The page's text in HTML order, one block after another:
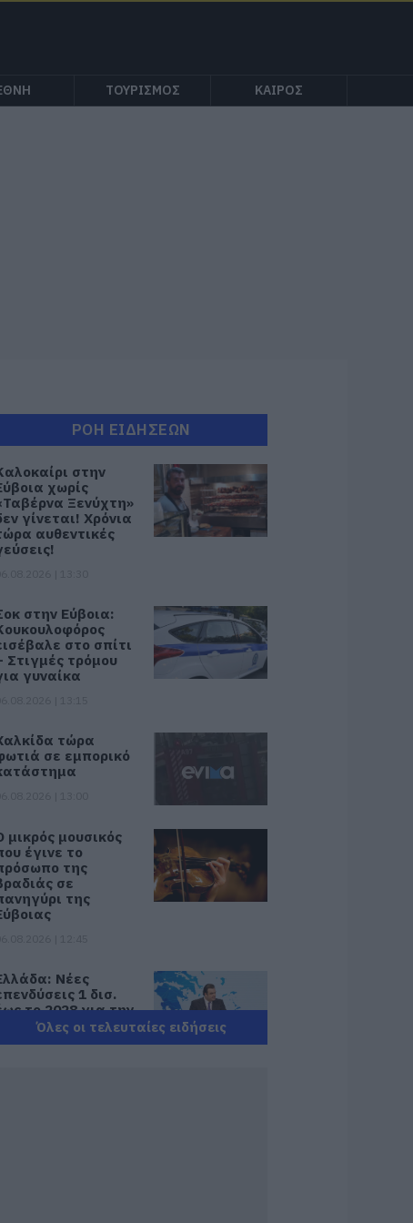
ΤΟΥΡΙΣΜΟΣ ΚΑΙΡΟΣ
ΡΟΗ ΕΙΔΗΣΕΩΝ
στην
χωρίς
Ξενύχτη»
γίνεται! Χρόνια
αυθεντικές
στην Εύβοια:
στο σπίτι
Στιγμές τρόμου
γυναίκα
τώρα
σε εμπορικό
μικρός μουσικός
έγινε το
της
σε
της
Νέες
1 δισ.
το 2028 για την
ΕνέργειαΌλες οι τελευταίες ειδήσεις